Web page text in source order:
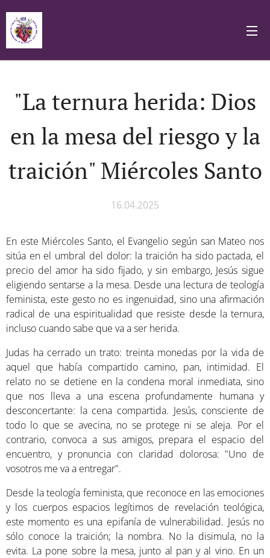
"La ternura herida: Dios
en la mesa del riesgo y la
traición" Miércoles Santo
16.04.2025
En este Miércoles Santo, el Evangelio según san Mateo nos
sitúa en el umbral del dolor: la traición ha sido pactada, el
precio del amor ha sido fijado, y sin embargo, Jesús sigue
eligiendo sentarse a la mesa. Desde una lectura de teología
feminista, este gesto no es ingenuidad, sino una afirmación
radical de una espiritualidad que resiste desde la ternura,
incluso cuando sabe que va a ser herida.
Judas ha cerrado un trato: treinta monedas por la vida de
aquel que había compartido camino, pan, intimidad. El
relato no se detiene en la condena moral inmediata, sino
que nos lleva a una escena profundamente humana y
desconcertante: la cena compartida. Jesús, consciente de
todo lo que se avecina, no se protege ni se aleja. Por el
contrario, convoca a sus amigos, prepara el espacio del
encuentro, y pronuncia con claridad dolorosa: "Uno de
vosotros me va a entregar".
Desde la teología feminista, que reconoce en las emociones
y los cuerpos espacios legítimos de revelación teológica,
este momento es una epifanía de vulnerabilidad. Jesús no
sólo conoce la traición; la nombra. No la disimula, no la
evita. La pone sobre la mesa, junto al pan y al vino. En un